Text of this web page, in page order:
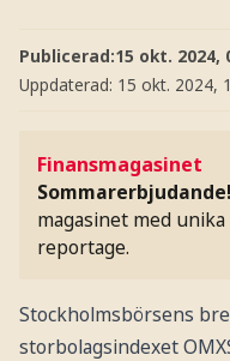
Publicerad:15 okt. 2024,
Uppdaterad: 15 okt. 2024,
Finansmagasinet
magasinet med
reportage.
Stockholmsbörsens
storbolagsindexet